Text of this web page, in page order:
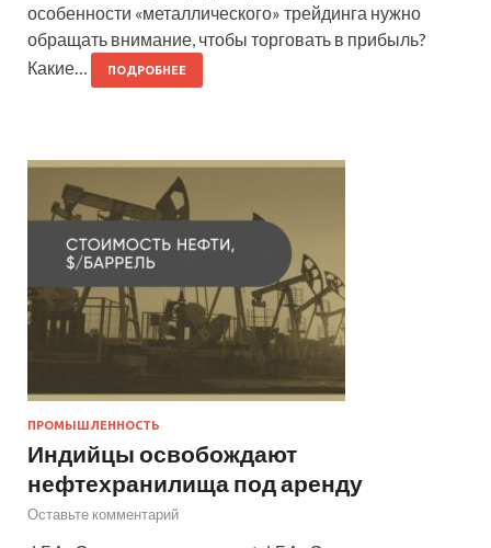
особенности «металлического» трейдинга нужно
обращать внимание, чтобы торговать в прибыль?
Какие…
ПОДРОБНЕЕ
ПРОМЫШЛЕННОСТЬ
Индийцы освобождают
нефтехранилища под аренду
Оставьте комментарий